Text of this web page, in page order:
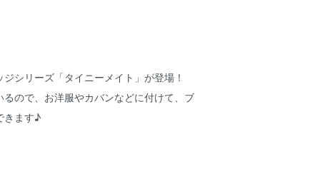
シリーズ「タイニーメイト」が登場！
ので、お洋服やカバンなどに付けて、ブ
きます♪